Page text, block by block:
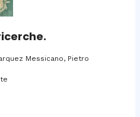
Messicano, Pietro